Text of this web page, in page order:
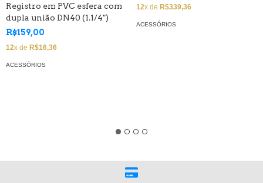
Registro em PVC esfera com
dupla união DN40 (1.1/4")
R$159,00
12x de R$16,36
ACESSÓRIOS
12x de R$339,36
ACESSÓRIOS